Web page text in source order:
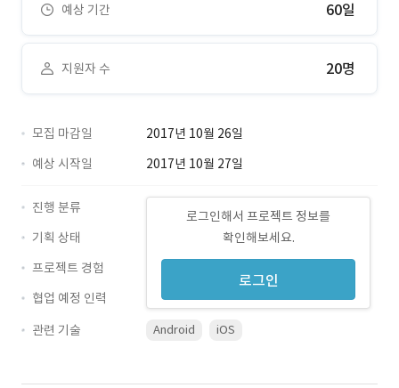
예상 기간 60일
지원자 수 20명
모집 마감일
2017년 10월 26일
예상 시작일
2017년 10월 27일
로그인해서 프로젝트 정보를
확인해보세요.
로그인
진행 분류
기획 상태
프로젝트 경험
협업 예정 인력
관련 기술
Android iOS